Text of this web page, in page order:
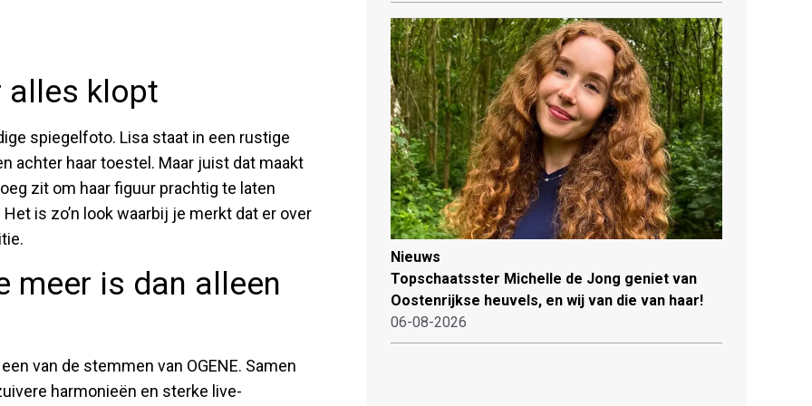
alles klopt
spiegelfoto. Lisa staat in een rustige
achter haar toestel. Maar juist dat maakt
zit om haar figuur prachtig te laten
is zo’n look waarbij je merkt dat er over
meer is dan alleen
van de stemmen van OGENE. Samen
harmonieën en sterke live-
Nieuws
Topschaatsster Michelle de Jong geniet van
Oostenrijkse heuvels, en wij van die van haar!
06-08-2026